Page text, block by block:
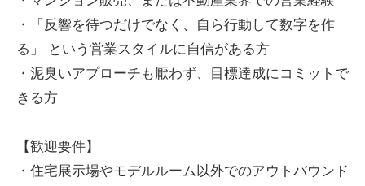
・「反響を待つだけでなく、自ら行動して数字を作
る」 という営業スタイルに自信がある方
・泥臭いアプローチも厭わず、目標達成にコミットで
きる方
【歓迎要件】
・住宅展示場やモデルルーム以外でのアウトバウンド